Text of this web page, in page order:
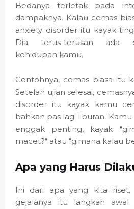
Bedanya terletak pada
dampaknya. Kalau cemas
anxiety disorder itu kayak
Dia terus-terusan ada
kehidupan kamu.
Contohnya, cemas biasa itu
Setelah ujian selesai,
disorder itu kayak kamu
bahkan pas lagi liburan.
enggak penting, kayak
macet?" atau "gimana kalau
Apa yang Harus
Ini dari apa yang kita riset,
gejalanya itu langkah awal